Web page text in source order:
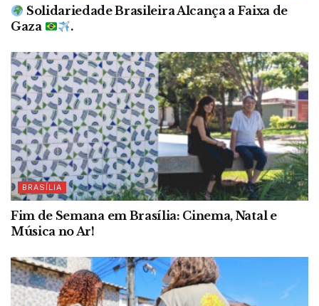
Solidariedade Brasileira Alcança a Faixa de
Gaza
.
BRASÍLIA
Fim de Semana em Brasília: Cinema, Natal e
Música no Ar!